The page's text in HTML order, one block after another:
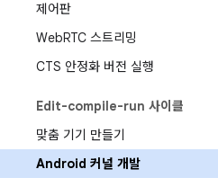
제어판
WebRTC 스트리밍
CTS 안정화 버전 실행
Edit-compile-run 사이클
맞춤 기기 만들기
Android 커널 개발